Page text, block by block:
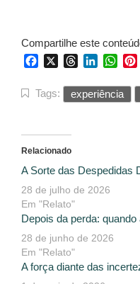
Compartilhe este
FacebookThreadsLinkedIn
Tags: experiência
Relacionado
A Sorte das Despedidas
28 de julho de 2026
Em "Relato"
Depois da perda:
28 de junho de 2026
Em "Relato"
A força diante das